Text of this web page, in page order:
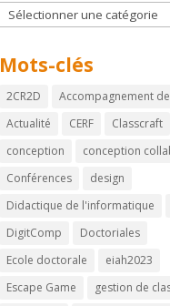
Thématiques
Mots-clés
2CR2D
Accompagnement
Actualité
CERF
Classcraft
conception
conception
Conférences
design
Didactique de l'informatique
DigitComp
Doctoriales
Ecole doctorale
eiah2023
Escape Game
gestion de